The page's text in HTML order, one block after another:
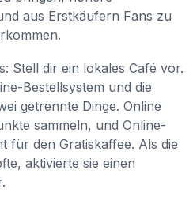
aus Erstkäufern Fans zu
Stell dir ein lokales Café vor.
Bestellsystem und die
getrennte Dinge. Online
sammeln, und Online-
für den Gratiskaffee. Als die
aktivierte sie einen